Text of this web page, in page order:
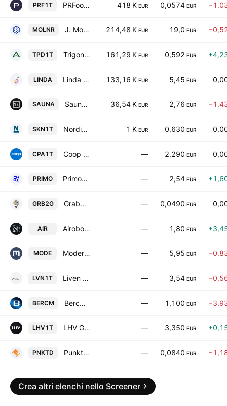
PRF1T PRFoods AS 418 K EUR 0,0574 EUR
MOLNR J. Molner AS 214,48 K EUR 19,0 EUR
TPD1T Trigon Property Development AS 161,29 K EUR 0,592 EUR
LINDA Linda Nektar AS 133,16 K EUR 5,45 EUR
SAUNA Saunum Group AS 36,54 K EUR 2,76 EUR
SKN1T Nordic Fibreboard AS 1 K EUR 0,630 EUR
CPA1T Coop Pank AS — 2,290 EUR
PRIMO Primostar Group AS — 2,54 EUR
GRB2G Grab2go AS — 0,0490 EUR
AIR Airobot Technologies AS — 1,80 EUR
MODE Modera AS — 5,95 EUR
LVN1T Liven AS — 3,54 EUR
BERCM Bercman Technologies AS — 1,100 EUR
LHV1T LHV Group AS — 3,350 EUR
PNKTD Punktid Technologies AS — 0,0840 EUR
Crea altri elenchi nello Screener